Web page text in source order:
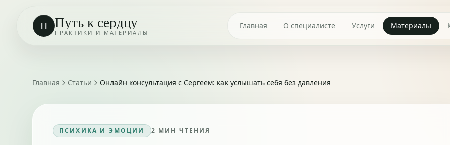
П Путь к сердцу
ПРАКТИКИ И МАТЕРИАЛЫ
Главная О специалисте Услуги Материалы
Главная Статьи Онлайн консультация с Сергеем: как услышать себя без давления
ПСИХИКА И ЭМОЦИИ 2 МИН ЧТЕНИЯ